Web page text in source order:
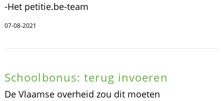
-Het petitie.be-team
07-08-2021
Schoolbonus: terug invoeren
De Vlaamse overheid zou dit moeten